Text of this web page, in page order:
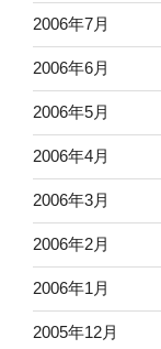
2006年7月
2006年6月
2006年5月
2006年4月
2006年3月
2006年2月
2006年1月
2005年12月